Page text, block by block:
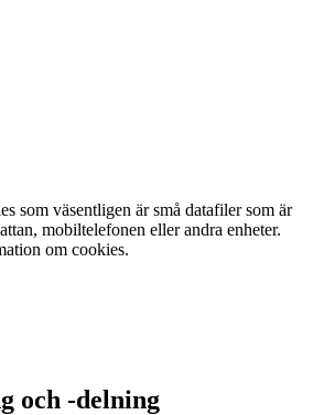
som väsentligen är små datafiler som är
mobiltelefonen eller andra enheter.
om cookies.
och -delning